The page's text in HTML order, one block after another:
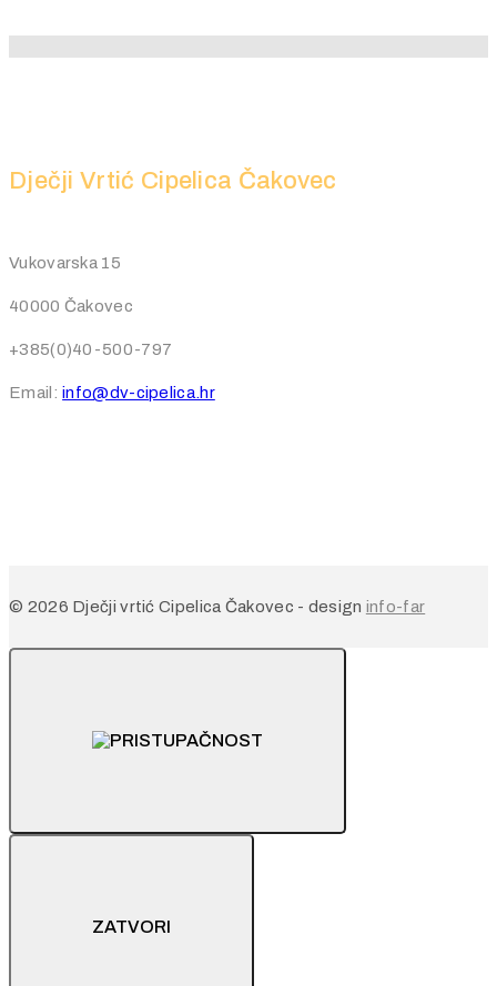
Dječji Vrtić Cipelica Čakovec
Vukovarska 15
40000 Čakovec
+385(0)40-500-797
Email:info@dv-cipelica.hr
© 2026 Dječji vrtić Cipelica Čakovec - design info-far
ZATVORI